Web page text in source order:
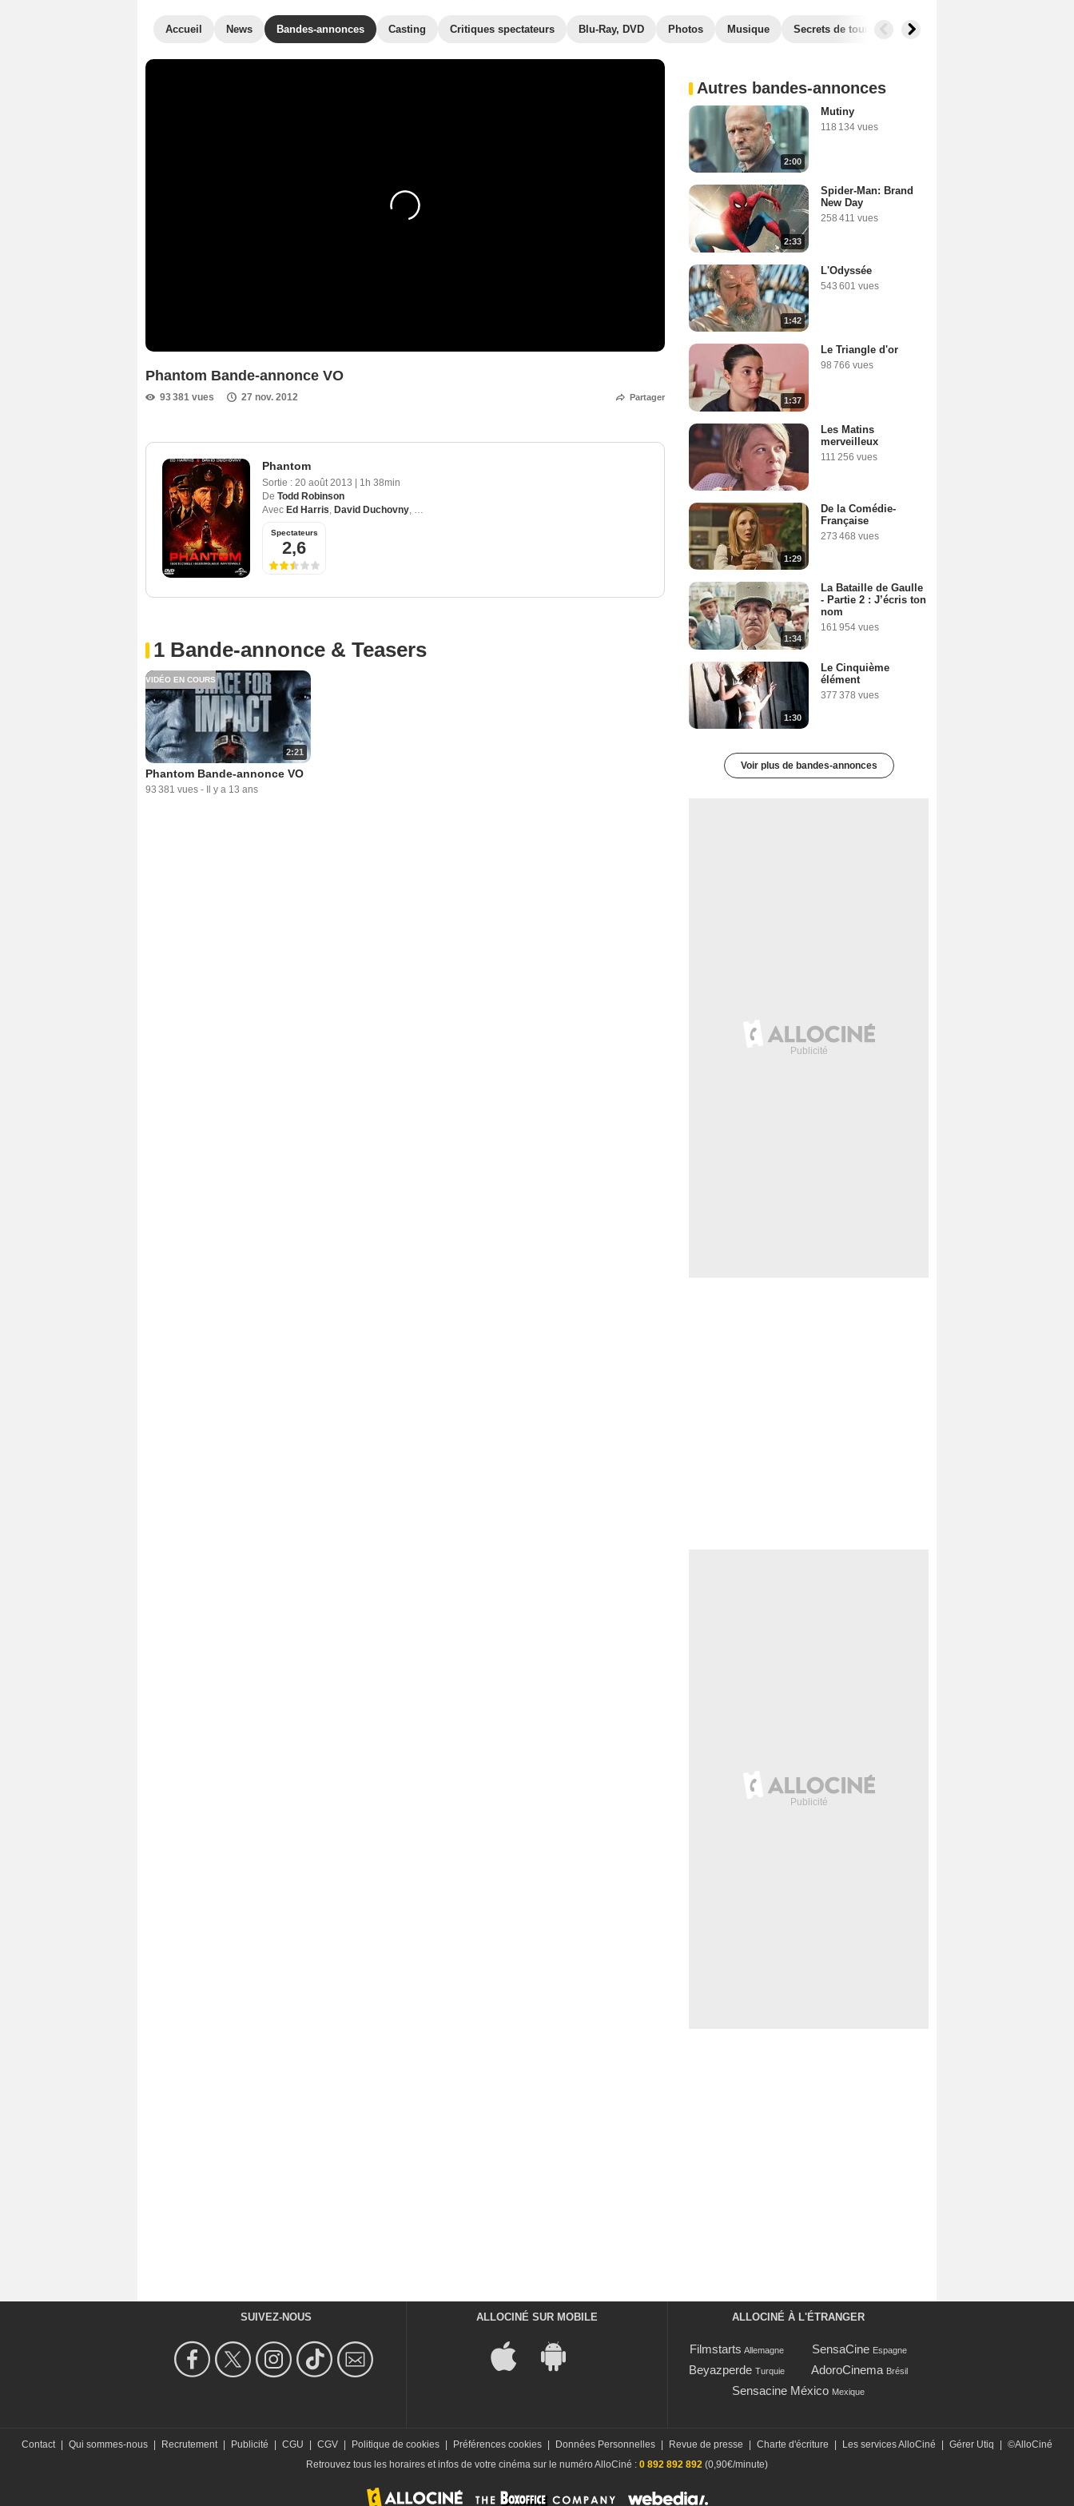
Accueil News Bandes-annonces Casting Critiques spectateurs Blu-Ray, DVD Photos Musique Secrets de tournage
Phantom Bande-annonce VO
93 381 vues 27 nov. 2012 Partager
Phantom
Sortie : 20 août 2013
1h 38min
De Todd Robinson
Avec Ed Harris, David Duchovny, William Fichtner
Spectateurs
2,6
1 Bande-annonce & Teasers
2:21
VIDÉO EN COURS
Phantom Bande-annonce VO
93 381 vues - Il y a 13 ans
Autres bandes-annonces
2:00
Mutiny
118 134 vues
2:33
Spider-Man: Brand
New Day
258 411 vues
1:42
L'Odyssée
543 601 vues
1:37
Le Triangle d'or
98 766 vues
Les Matins
merveilleux
111 256 vues
1:29
De la Comédie-
Française
273 468 vues
1:34
La Bataille de Gaulle
- Partie 2 : J’écris ton
nom
161 954 vues
1:30
Le Cinquième
élément
377 378 vues
Voir plus de bandes-annonces
SUIVEZ-NOUS ALLOCINÉ SUR MOBILE ALLOCINÉ À L'ÉTRANGER
Filmstarts Allemagne SensaCine Espagne
Beyazperde Turquie AdoroCinema Brésil
Sensacine México Mexique
Contact Qui sommes-nous Recrutement Publicité CGU CGV Politique de cookies Préférences cookies Données Personnelles Revue de presse Charte d'écriture Les services AlloCiné Gérer Utiq
©AlloCiné
Retrouvez tous les horaires et infos de votre cinéma sur le numéro AlloCiné : 0 892 892 892 (0,90€/minute)